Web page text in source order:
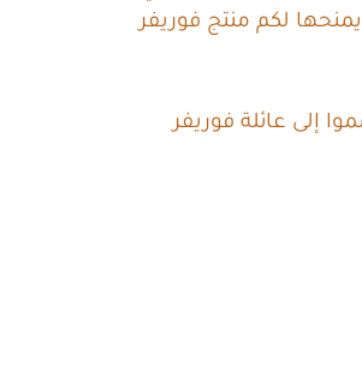
لكم منتج فوريفر
إلى عائلة فوريفر